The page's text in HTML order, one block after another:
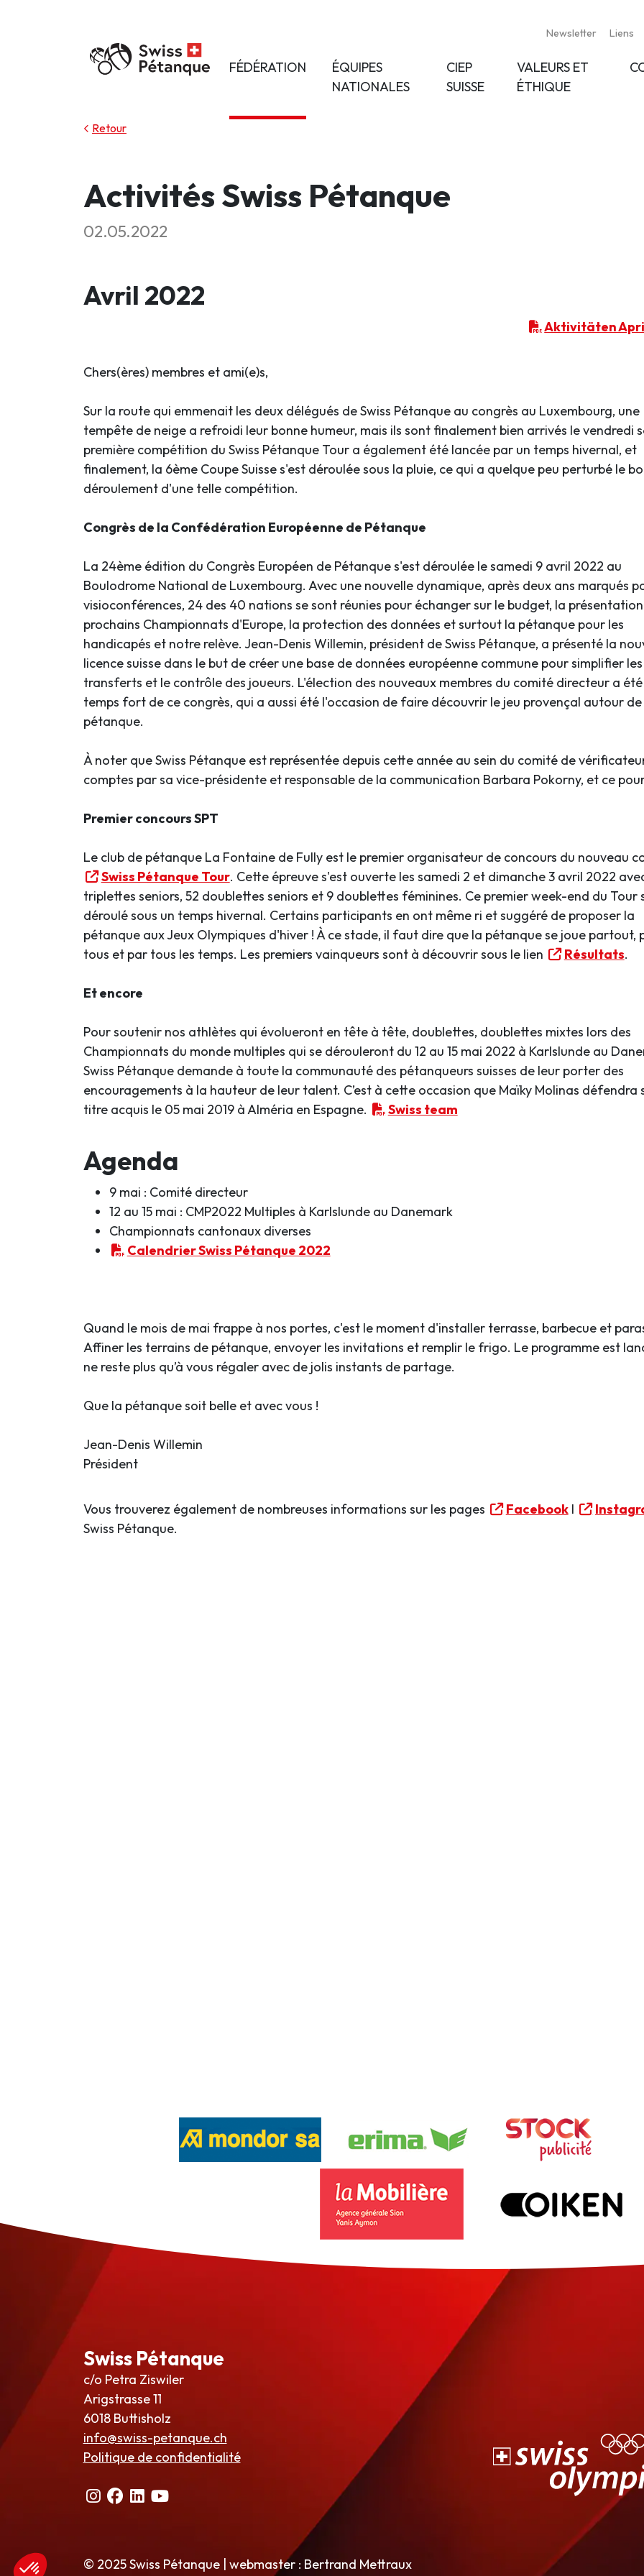
Newsletter Liens
FÉDÉRATION
ÉQUIPES
NATIONALES
CIEP
SUISSE
VALEURS ET
ÉTHIQUE
Retour
Activités Swiss Pétanque
02.05.2022
Avril 2022
Aktivitäten
Chers(ères) membres et ami(e)s,
Sur la route qui emmenait les deux délégués de Swiss Pétanque au congrès au Luxembourg, une
tempête de neige a refroidi leur bonne humeur, mais ils sont finalement bien arrivés le vendredi
première compétition du Swiss Pétanque Tour a également été lancée par un temps hivernal, et
finalement, la 6ème Coupe Suisse s'est déroulée sous la pluie, ce qui a quelque peu perturbé le
déroulement d'une telle compétition.
Congrès de la Confédération Européenne de Pétanque
La 24ème édition du Congrès Européen de Pétanque s'est déroulée le samedi 9 avril 2022 au
Boulodrome National de Luxembourg. Avec une nouvelle dynamique, après deux ans marqués
visioconférences, 24 des 40 nations se sont réunies pour échanger sur le budget, la
prochains Championnats d'Europe, la protection des données et surtout la pétanque pour les
handicapés et notre relève. Jean-Denis Willemin, président de Swiss Pétanque, a présenté la
licence suisse dans le but de créer une base de données européenne commune pour simplifier les
transferts et le contrôle des joueurs. L'élection des nouveaux membres du comité directeur a
temps fort de ce congrès, qui a aussi été l'occasion de faire découvrir le jeu provençal autour de
pétanque.
À noter que Swiss Pétanque est représentée depuis cette année au sein du comité de
comptes par sa vice-présidente et responsable de la communication Barbara Pokorny, et ce
Premier concours SPT
Le club de pétanque La Fontaine de Fully est le premier organisateur de concours du nouveau
Swiss Pétanque Tour. Cette épreuve s'est ouverte les samedi 2 et dimanche 3 avril 2022
triplettes seniors, 52 doublettes seniors et 9 doublettes féminines. Ce premier week-end du Tour
déroulé sous un temps hivernal. Certains participants en ont même ri et suggéré de proposer la
pétanque aux Jeux Olympiques d'hiver ! À ce stade, il faut dire que la pétanque se joue partout,
tous et par tous les temps. Les premiers vainqueurs sont à découvrir sous le lien
Résultats.
Et encore
Pour soutenir nos athlètes qui évolueront en tête à tête, doublettes, doublettes mixtes lors des
Championnats du monde multiples qui se dérouleront du 12 au 15 mai 2022 à Karlslunde au
Swiss Pétanque demande à toute la communauté des pétanqueurs suisses de leur porter des
encouragements à la hauteur de leur talent. C’est à cette occasion que Maïky Molinas défendra
titre acquis le 05 mai 2019 à Alméria en Espagne.
Swiss team
Agenda
9 mai : Comité directeur
12 au 15 mai : CMP2022 Multiples à Karlslunde au Danemark
Championnats cantonaux diverses
Calendrier Swiss Pétanque 2022
Quand le mois de mai frappe à nos portes, c'est le moment d'installer terrasse, barbecue et
Affiner les terrains de pétanque, envoyer les invitations et remplir le frigo. Le programme est
ne reste plus qu’à vous régaler avec de jolis instants de partage.
Que la pétanque soit belle et avec vous !
Jean-Denis Willemin
Président
Vous trouverez également de nombreuses informations sur les pages FacebookI
Swiss Pétanque.
Swiss Pétanque
c/o Petra Ziswiler
Arigstrasse 11
6018 Buttisholz
info@swiss-petanque.ch
Politique de confidentialité
© 2025 Swiss Pétanque | webmaster : Bertrand Mettraux